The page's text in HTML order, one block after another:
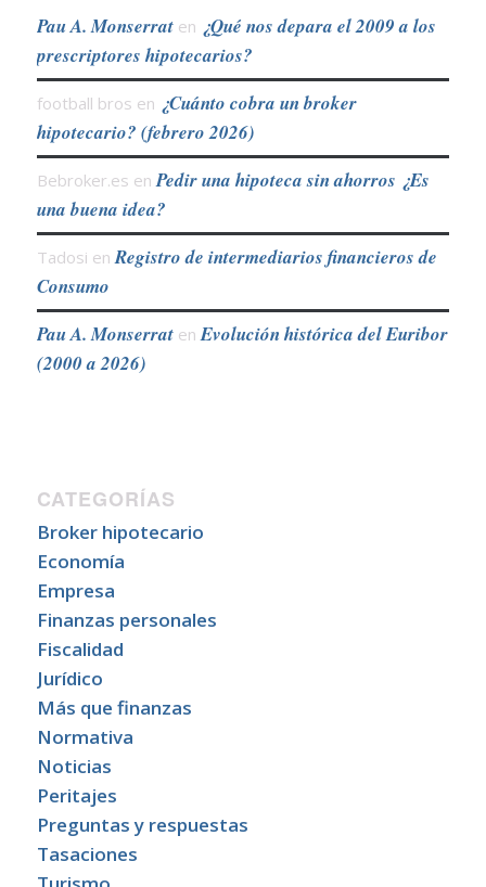
Pau A. Monserraten ¿Qué nos depara el 2009 a los
prescriptores hipotecarios?
football bros en ¿Cuánto cobra un broker
hipotecario? (febrero 2026)
Bebroker.es en Pedir una hipoteca sin ahorros ¿Es
una buena idea?
Tadosi en Registro de intermediarios financieros de
Consumo
Pau A. Monserraten Evolución histórica del Euribor
(2000 a 2026)
CATEGORÍAS
Broker hipotecario
Economía
Empresa
Finanzas personales
Fiscalidad
Jurídico
Más que finanzas
Normativa
Noticias
Peritajes
Preguntas y respuestas
Tasaciones